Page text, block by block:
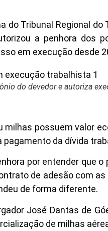
Tribunal Regional do
a penhora dos
em execução desde
do devedor e autoriza
possuem valor
pagamento da dívida
por entender que
de adesão com
de forma diferente.
José Dantas de
de milhas